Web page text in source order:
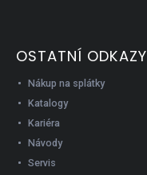
OSTATNÍ ODKAZY
Nákup na splátky
Katalogy
Kariéra
Návody
Servis